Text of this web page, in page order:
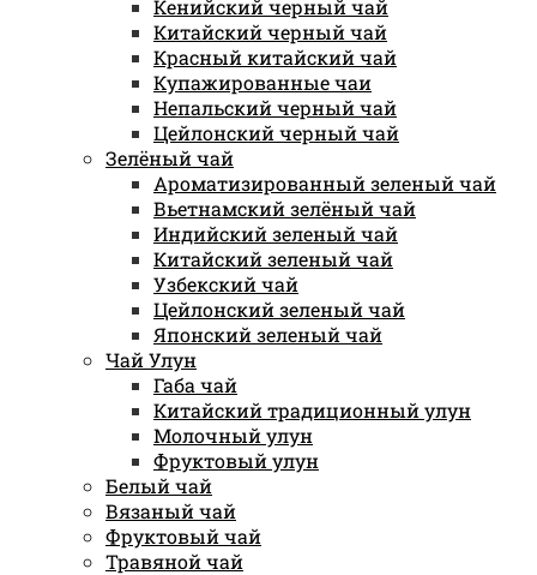
Кенийский черный чай
Китайский черный чай
Красный китайский чай
Купажированные чаи
Непальский черный чай
Цейлонский черный чай
Зелёный чай
Ароматизированный зеленый чай
Вьетнамский зелёный чай
Индийский зеленый чай
Китайский зеленый чай
Узбекский чай
Цейлонский зеленый чай
Японский зеленый чай
Чай Улун
Габа чай
Китайский традиционный улун
Молочный улун
Фруктовый улун
Белый чай
Вязаный чай
Фруктовый чай
Травяной чай